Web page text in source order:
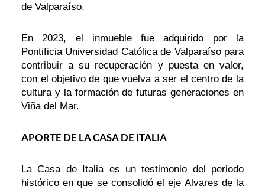
de Valparaíso.
En 2023, el inmueble fue adquirido por la
Pontificia Universidad Católica de Valparaíso para
contribuir a su recuperación y puesta en valor,
con el objetivo de que vuelva a ser el centro de la
cultura y la formación de futuras generaciones en
Viña del Mar.
APORTE DE LA CASA DE ITALIA
La Casa de Italia es un testimonio del periodo
histórico en que se consolidó el eje Alvares de la